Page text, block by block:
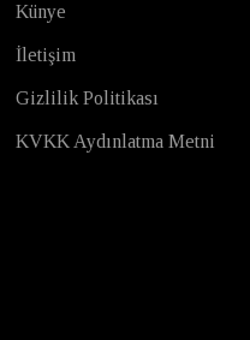
Künye
İletişim
Gizlilik Politikası
KVKK Aydınlatma Metni